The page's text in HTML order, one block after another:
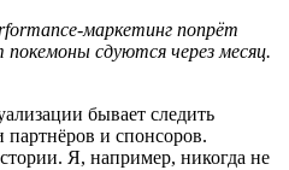
маркетинг попрёт
покемоны сдуются через месяц.
бывает следить
и спонсоров.
Я, например, никогда не